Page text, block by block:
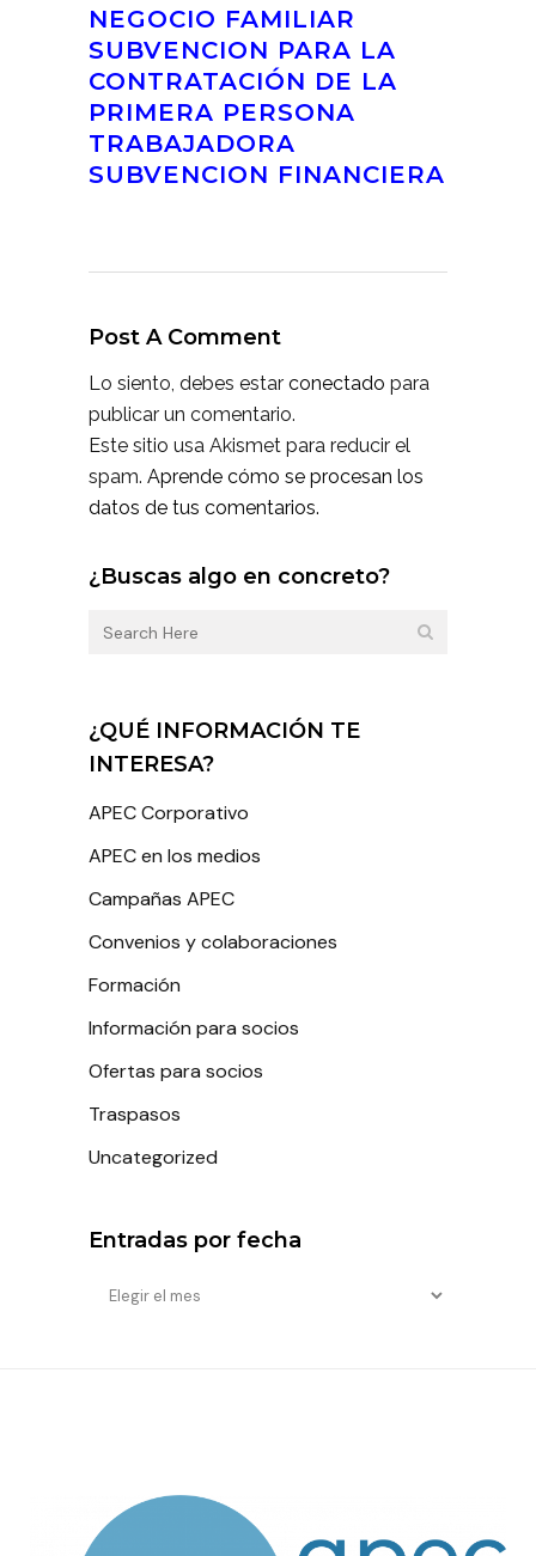
NEGOCIO FAMILIAR
SUBVENCION PARA LA
CONTRATACIÓN DE LA
PRIMERA PERSONA
TRABAJADORA
SUBVENCION FINANCIERA
Post A Comment
Lo siento, debes estar conectado para
publicar un comentario.
Este sitio usa Akismet para reducir el
spam. Aprende cómo se procesan los
datos de tus comentarios.
¿Buscas algo en concreto?
¿QUÉ INFORMACIÓN TE
INTERESA?
APEC Corporativo
APEC en los medios
Campañas APEC
Convenios y colaboraciones
Formación
Información para socios
Ofertas para socios
Traspasos
Uncategorized
Entradas por fecha
Entradas